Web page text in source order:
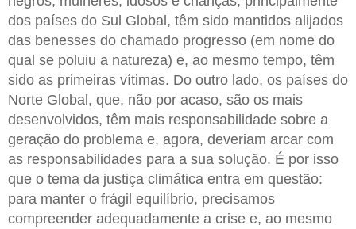
dos países do Sul Global, têm sido mantidos alijados
das benesses do chamado progresso (em nome do
qual se poluiu a natureza) e, ao mesmo tempo, têm
sido as primeiras vítimas. Do outro lado, os países do
Norte Global, que, não por acaso, são os mais
desenvolvidos, têm mais responsabilidade sobre a
geração do problema e, agora, deveriam arcar com
as responsabilidades para a sua solução. É por isso
que o tema da justiça climática entra em questão:
para manter o frágil equilíbrio, precisamos
compreender adequadamente a crise e, ao mesmo